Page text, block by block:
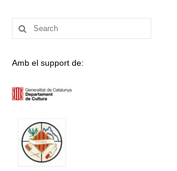
Search
for:
Amb el support de: